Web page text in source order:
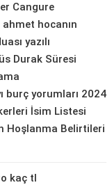
Cangure
ahmet hocanın
yazılı
Durak Süresi
burç yorumları 2024
İsim Listesi
Hoşlanma Belirtileri
kaç tl